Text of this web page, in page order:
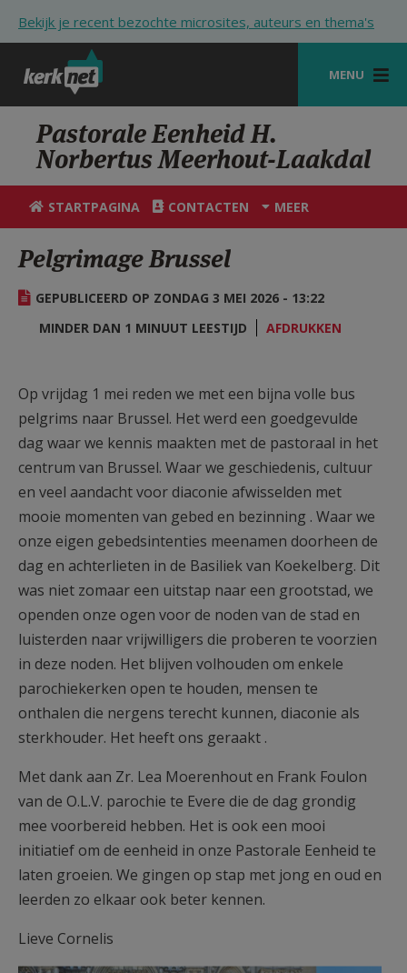
Bekijk je recent bezochte microsites, auteurs en thema's
MENU
STARTPAGINA
KERK
VIERINGEN
ZOEKEN
MIJN PAROCHIE
AANMELDEN OF REGISTREREN
Pastorale Eenheid H.
Norbertus Meerhout-Laakdal
STARTPAGINA CONTACTEN MEER
Pelgrimage Brussel
GEPUBLICEERD OP ZONDAG 3 MEI 2026 - 13:22
MINDER DAN 1 MINUUT LEESTIJD
AFDRUKKEN
Op vrijdag 1 mei reden we met een bijna volle bus
pelgrims naar Brussel. Het werd een goedgevulde
dag waar we kennis maakten met de pastoraal in het
centrum van Brussel. Waar we geschiedenis, cultuur
en veel aandacht voor diaconie afwisselden met
mooie momenten van gebed en bezinning . Waar we
onze eigen gebedsintenties meenamen doorheen de
dag en achterlieten in de Basiliek van Koekelberg. Dit
was niet zomaar een uitstap naar een grootstad, we
openden onze ogen voor de noden van de stad en
luisterden naar vrijwilligers die proberen te voorzien
in deze noden. Het blijven volhouden om enkele
parochiekerken open te houden, mensen te
onthalen die nergens terecht kunnen, diaconie als
sterkhouder. Het heeft ons geraakt .
Met dank aan Zr. Lea Moerenhout en Frank Foulon
van de O.L.V. parochie te Evere die de dag grondig
mee voorbereid hebben. Het is ook een mooi
initiatief om de eenheid in onze Pastorale Eenheid te
laten groeien. We gingen op stap met jong en oud en
leerden zo elkaar ook beter kennen.
Lieve Cornelis